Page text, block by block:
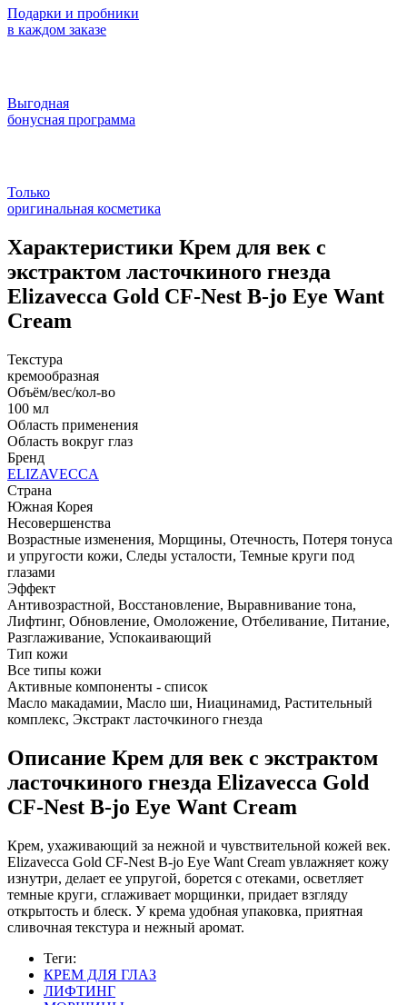
Подарки и пробники
в каждом заказе
Выгодная
бонусная программа
Только
оригинальная косметика
Характеристики Крем для век с
экстрактом ласточкиного гнезда
Elizavecca Gold CF-Nest B-jo Eye Want
Cream
Текстура
кремообразная
Объём/вес/кол-во
100 мл
Область применения
Область вокруг глаз
Бренд
ELIZAVECCA
Страна
Южная Корея
Несовершенства
Возрастные изменения, Морщины, Отечность, Потеря тонуса
и упругости кожи, Следы усталости, Темные круги под
глазами
Эффект
Антивозрастной, Восстановление, Выравнивание тона,
Лифтинг, Обновление, Омоложение, Отбеливание, Питание,
Разглаживание, Успокаивающий
Тип кожи
Все типы кожи
Активные компоненты - список
Масло макадамии, Масло ши, Ниацинамид, Растительный
комплекс, Экстракт ласточкиного гнезда
Описание Крем для век с экстрактом
ласточкиного гнезда Elizavecca Gold
CF-Nest B-jo Eye Want Cream
Крем, ухаживающий за нежной и чувствительной кожей век.
Elizavecca Gold CF-Nest B-jo Eye Want Cream увлажняет кожу
изнутри, делает ее упругой, борется с отеками, осветляет
темные круги, сглаживает морщинки, придает взгляду
открытость и блеск. У крема удобная упаковка, приятная
сливочная текстура и нежный аромат.
Теги:
КРЕМ ДЛЯ ГЛАЗ
ЛИФТИНГ